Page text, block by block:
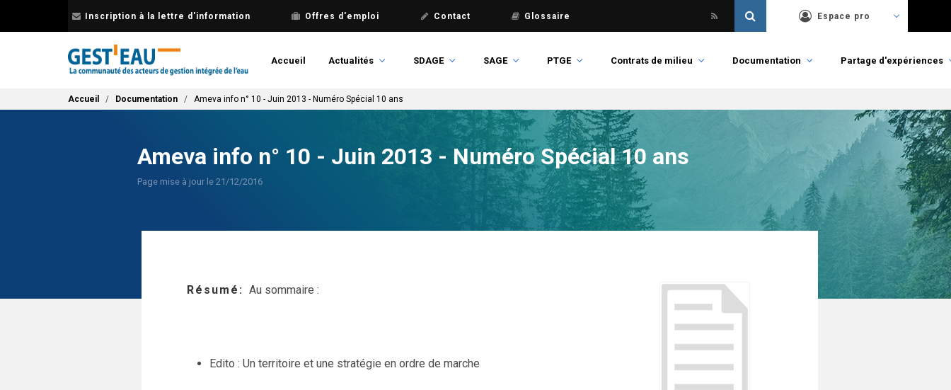
Inscription à la lettre d'information Offres d'emploi Contact Glossaire Espace pro
Accueil Actualités SDAGE SAGE PTGE Contrats de milieu Documentation Partage d'expériences
Fil d'Ariane
Accueil Documentation Ameva info n° 10 - Juin 2013 - Numéro Spécial 10 ans
Ameva info n° 10 - Juin 2013 - Numéro Spécial 10 ans
Page mise à jour le 21/12/2016
Résumé Au sommaire :
Edito : Un territoire et une stratégie en ordre de marche